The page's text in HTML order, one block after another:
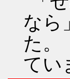
なら
た。
てい